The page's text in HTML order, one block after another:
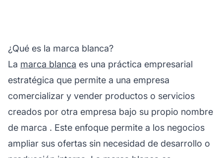
¿Qué es la marca blanca?
La marca blanca es una práctica empresarial
estratégica que permite a una empresa
comercializar y vender productos o servicios
creados por otra empresa bajo su propio nombre
de marca . Este enfoque permite a los negocios
ampliar sus ofertas sin necesidad de desarrollo o